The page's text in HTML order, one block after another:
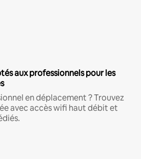
aux professionnels pour les
en déplacement ? Trouvez
avec accès wifi haut débit et